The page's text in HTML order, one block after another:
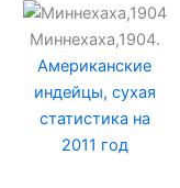
Миннехаха,1904.
Американские
индейцы, сухая
статистика на
2011 год